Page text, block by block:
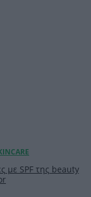
με SPF της beauty